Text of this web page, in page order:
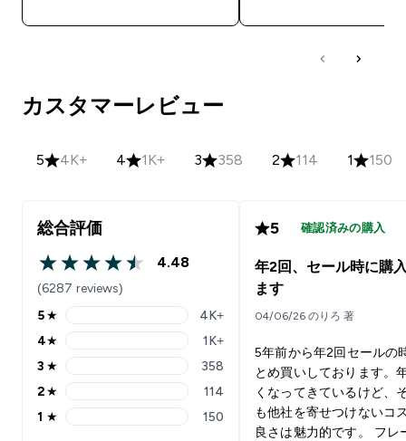
カスタマーレビュー
5 4K+ 4 1K+ 3 358 2 114 1 150
総合評価
4.48 out of 5 stars
4.48
(6287 reviews)
5 stars rating 4069 reviews
5★ 4K+
4 stars rating 1596 reviews
4★ 1K+
3 stars rating 358 reviews
3 ★ 358
2 stars rating 114 reviews
2★ 114
1 stars rating 150 reviews
1 ★ 150
5 確認済みの購入
年2回、セール時に購
ます
04/06/26 のりろ 著
5年前から年2回セールの
とめ買いしております。
くなってきているけど、
も他社を寄せつけないコ
良さは魅力的です。 フレ